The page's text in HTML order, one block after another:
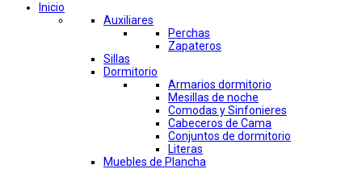
Inicio
Auxiliares
Perchas
Zapateros
Sillas
Dormitorio
Armarios dormitorio
Mesillas de noche
Comodas y Sinfonieres
Cabeceros de Cama
Conjuntos de dormitorio
Literas
Muebles de Plancha